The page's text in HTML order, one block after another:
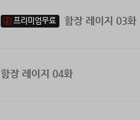
프리미엄무료 함장 레이지 03화
함장 레이지 04화